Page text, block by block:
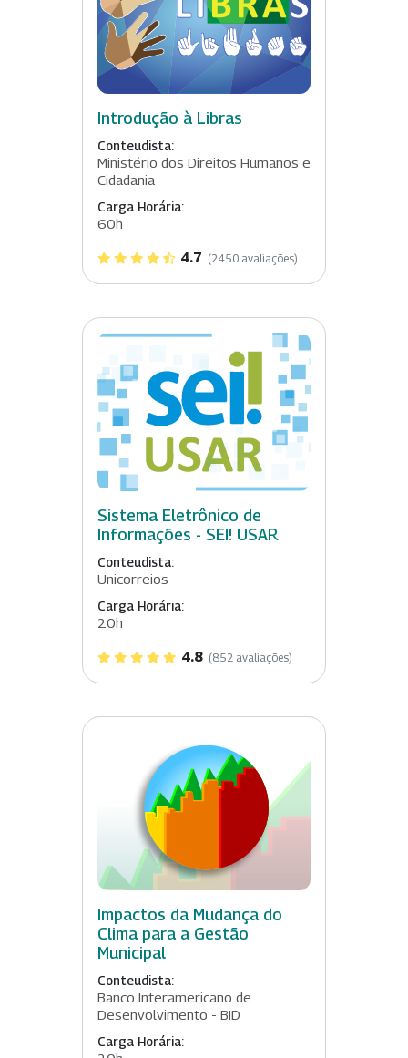
Introdução à Libras
Conteudista:
Ministério dos Direitos Humanos e
Cidadania
Carga Horária:
60h
4.7 (2450 avaliações)
Sistema Eletrônico de
Informações - SEI! USAR
Conteudista:
Unicorreios
Carga Horária:
20h
4.8 (852 avaliações)
Impactos da Mudança do
Clima para a Gestão
Municipal
Conteudista:
Banco Interamericano de
Desenvolvimento - BID
Carga Horária: